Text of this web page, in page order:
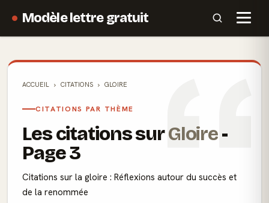
Modèle lettre gratuit
ACCUEIL CITATIONS GLOIRE
CITATIONS PAR THÈME
Les citations surGloire-
Page 3
Citations sur la gloire : Réflexions autour du succès et
de la renommée